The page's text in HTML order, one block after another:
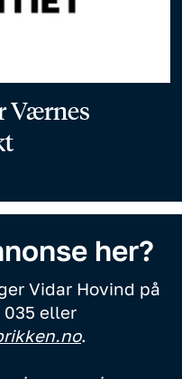
Værnes
her?
Vidar Hovind på
035 eller
.